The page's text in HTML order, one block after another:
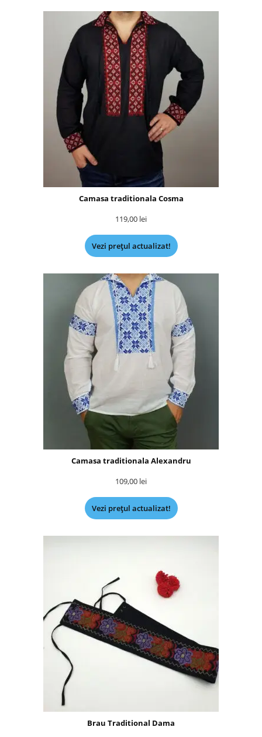
Camasa traditionala Cosma
119,00 lei
Vezi prețul actualizat!
Camasa traditionala Alexandru
109,00 lei
Vezi prețul actualizat!
Brau Traditional Dama